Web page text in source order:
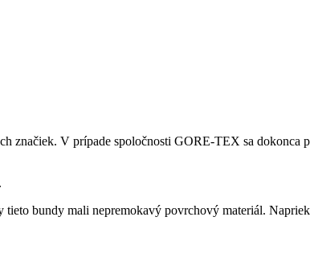
značiek. V prípade spoločnosti GORE-TEX sa dokonca
bundy mali nepremokavý povrchový materiál.